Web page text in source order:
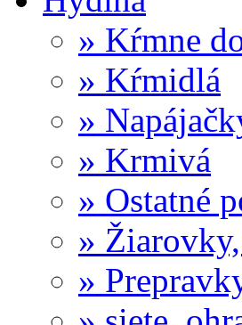
» Kŕmne
» Kŕmidlá
»
» Krmivá
» Ostatné
»
»